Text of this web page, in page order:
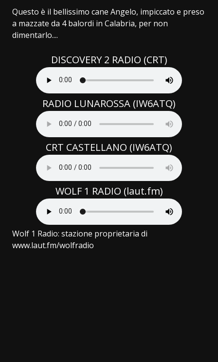
Questo è il bellissimo cane Angelo, impiccato e preso
a mazzate da 4 balordi in Calabria, per non
dimentarlo....
DISCOVERY 2 RADIO (CRT)
RADIO LUNAROSSA (IW6ATQ)
CRT CASTELLANO (IW6ATQ)
WOLF 1 RADIO (laut.fm)
Wolf 1 Radio: stazione proprietaria di
www.laut.fm/wolfradio